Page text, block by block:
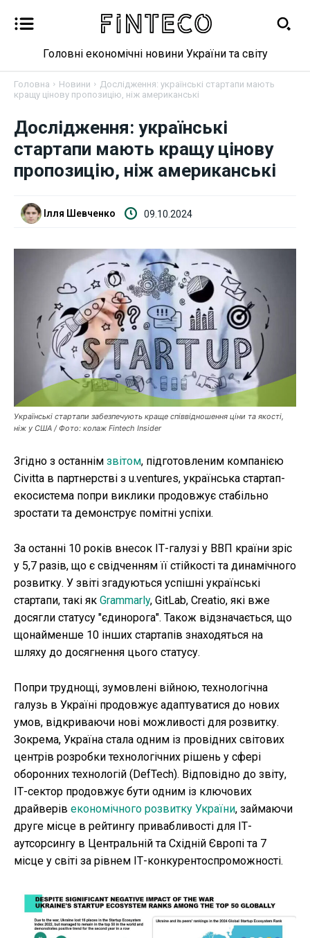
Новини
Бізнес
Фінанси
Криптовалюта
Робота і освіта
Публікації
ФОП
Курс валют
Ми в соц. мережах
Головні економічні новини України та світу
Головна Новини
Дослідження: українські стартапи мають
кращу цінову пропозицію, ніж американські
Дослідження: українські
стартапи мають кращу цінову
пропозицію, ніж американські
Ілля Шевченко 09.10.2024
Українські стартапи забезпечують краще співвідношення ціни та якості,
ніж у США / Фото: колаж Fintech Insider
Згідно з останнім звітом, підготовленим компанією
Civitta в партнерстві з u.ventures, українська стартап-
екосистема попри виклики продовжує стабільно
зростати та демонструє помітні успіхи.
За останні 10 років внесок ІТ-галузі у ВВП країни зріс
у 5,7 разів, що є свідченням її стійкості та динамічного
розвитку. У звіті згадуються успішні українські
стартапи, такі як Grammarly, GitLab, Creatio, які вже
досягли статусу "єдинорога". Також відзначається, що
щонайменше 10 інших стартапів знаходяться на
шляху до досягнення цього статусу.
Попри труднощі, зумовлені війною, технологічна
галузь в Україні продовжує адаптуватися до нових
умов, відкриваючи нові можливості для розвитку.
Зокрема, Україна стала одним із провідних світових
центрів розробки технологічних рішень у сфері
оборонних технологій (DefTech). Відповідно до звіту,
ІТ-сектор продовжує бути одним із ключових
драйверів економічного розвитку України, займаючи
друге місце в рейтингу привабливості для ІТ-
аутсорсингу в Центральній та Східній Європі та 7
місце у світі за рівнем ІТ-конкурентоспроможності.